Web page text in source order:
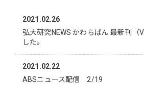
2021.02.26
弘大研究NEWS かわらばん 最新刊（
した。
2021.02.22
ABSニュース配信 2/19